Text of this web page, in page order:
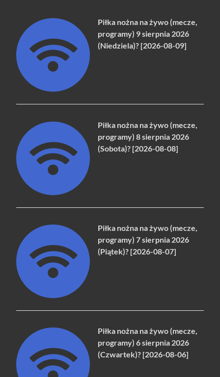
Piłka nożna na żywo (mecze,
programy) 9 sierpnia 2026
(Niedziela)? [2026-08-09]
Piłka nożna na żywo (mecze,
programy) 8 sierpnia 2026
(Sobota)? [2026-08-08]
Piłka nożna na żywo (mecze,
programy) 7 sierpnia 2026
(Piątek)? [2026-08-07]
Piłka nożna na żywo (mecze,
programy) 6 sierpnia 2026
(Czwartek)? [2026-08-06]